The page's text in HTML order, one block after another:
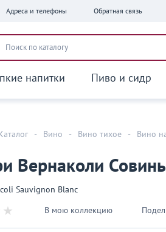
Адреса и телефоны Обратная связь
напитки Пиво и сидр
- Вино - Вино тихое - Вино
Вернаколи
Sauvignon Blanc
В мою коллекцию